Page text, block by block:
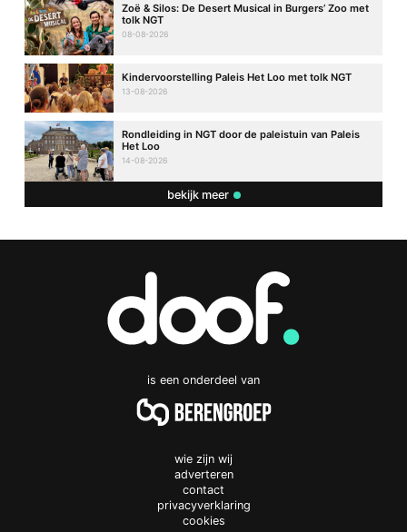
Zoë & Silos: De Desert Musical in Burgers’ Zoo met
tolk NGT
08-08-2026
Kindervoorstelling Paleis Het Loo met tolk NGT
13-08-2026
Rondleiding in NGT door de paleistuin van Paleis
Het Loo
14-08-2026
bekijk meer
is een onderdeel van
wie zijn wij
adverteren
contact
privacyverklaring
cookies